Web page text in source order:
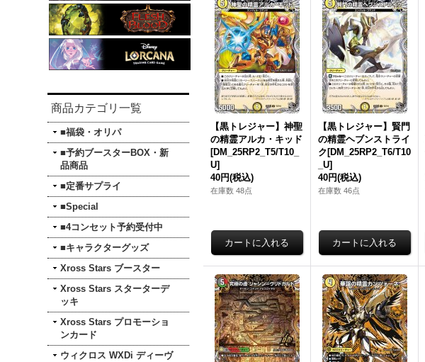
商品カテゴリ一覧
■福袋・オリパ
■予約ブースターBOX・新
品商品
■定番サプライ
■Special
■4コンセット予約受付中
■キャラクターグッズ
Xross Stars ブースター
Xross Stars スターターデ
ッキ
Xross Stars プロモーショ
ンカード
ウィクロス WXDi ディーヴ
【黒トレジャー】神聖
の精霊アルカ・キッド
[DM_25RP2_T5/T10_
U]
40円(税込)
在庫数 48点
【黒トレジャー】賢門
の精霊ヘブンストライ
ク[DM_25RP2_T6/T10
_U]
40円(税込)
在庫数 46点